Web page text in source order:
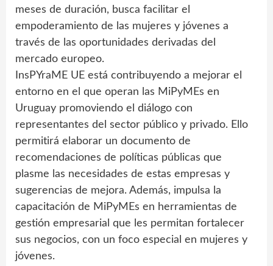
meses de duración, busca facilitar el
empoderamiento de las mujeres y jóvenes a
través de las oportunidades derivadas del
mercado europeo.
InsPYraME UE está contribuyendo a mejorar el
entorno en el que operan las MiPyMEs en
Uruguay promoviendo el diálogo con
representantes del sector público y privado. Ello
permitirá elaborar un documento de
recomendaciones de políticas públicas que
plasme las necesidades de estas empresas y
sugerencias de mejora. Además, impulsa la
capacitación de MiPyMEs en herramientas de
gestión empresarial que les permitan fortalecer
sus negocios, con un foco especial en mujeres y
jóvenes.